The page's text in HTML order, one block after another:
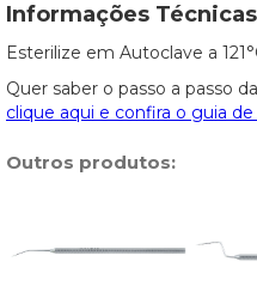
Informações Técnicas
Esterilize em Autoclave a
Quer saber o passo a passo
clique aqui e confira o guia
Outros produtos: